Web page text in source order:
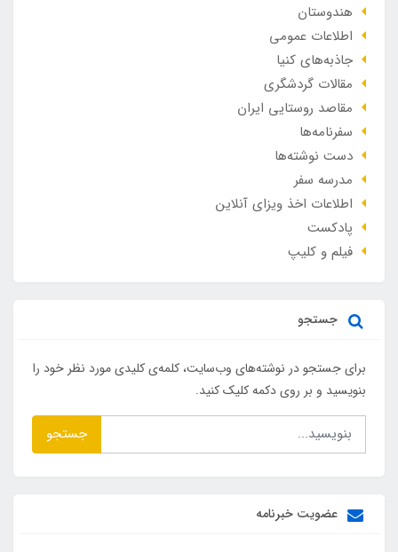
هندوستان
اطلاعات عمومی
جاذبه‌های کنیا
مقالات گردشگری
مقاصد روستایی ایران
سفرنامه‌ها
دست نوشته‌ها
مدرسه سفر
اطلاعات اخذ ویزای آنلاین
پادکست
فیلم و کلیپ
جستجو
برای جستجو در نوشته‌های وب‌سایت، کلمه‌ی کلیدی مورد نظر خود را
بنویسید و بر روی دکمه کلیک کنید.
جستجو
عضویت خبرنامه